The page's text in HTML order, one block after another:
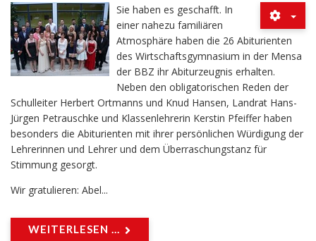
Sie haben es geschafft. In
einer nahezu familiären
Atmosphäre haben die 26 Abiturienten
des Wirtschaftsgymnasium in der Mensa
der BBZ ihr Abiturzeugnis erhalten.
Neben den obligatorischen Reden der
Schulleiter Herbert Ortmanns und Knud Hansen, Landrat Hans-
Jürgen Petrauschke und Klassenlehrerin Kerstin Pfeiffer haben
besonders die Abiturienten mit ihrer persönlichen Würdigung der
Lehrerinnen und Lehrer und dem Überraschungstanz für
Stimmung gesorgt.
Wir gratulieren: Abel...
WEITERLESEN ...